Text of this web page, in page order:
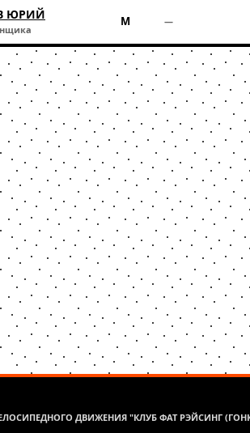
ЮРИЙ М —
ДВИЖЕНИЯ "КЛУБ ФАТ РЭЙСИНГ